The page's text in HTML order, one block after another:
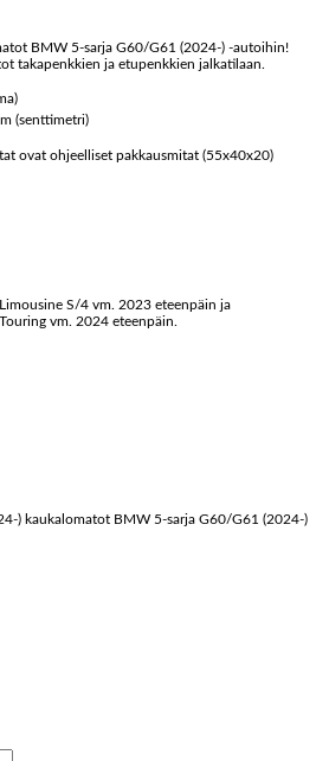
BMW 5-sarja G60/G61 (2024-) -autoihin!
takapenkkien ja etupenkkien jalkatilaan.
(senttimetri)
ovat ohjeelliset pakkausmitat (55x40x20)
S/4 vm. 2023 eteenpäin ja
vm. 2024 eteenpäin.
BMW 5-sarja G60/G61 (2024-)